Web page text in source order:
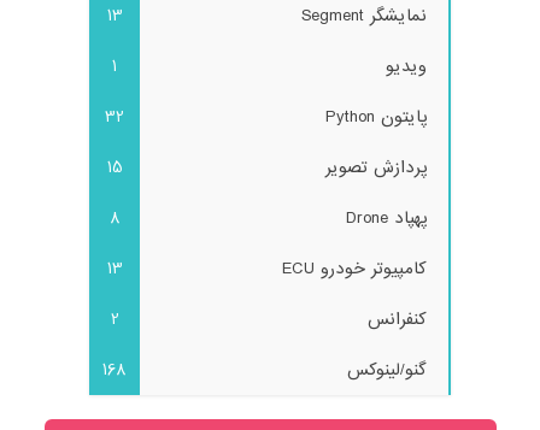
نمایشگر Segment
13
ویدیو
1
پایتون Python
32
پردازش تصویر
15
پهپاد Drone
8
کامپیوتر خودرو ECU
13
کنفرانس
2
گنو/لینوکس
168